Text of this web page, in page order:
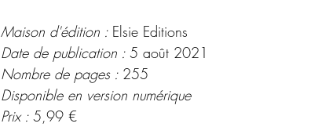
Maison d'édition : Elsie Editions
Date de publication : 5 août 2021
Nombre de pages : 255
Disponible en version numérique
Prix : 5,99 €